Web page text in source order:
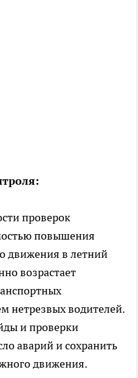
проверок
повышения
движения в летний
возрастает
нетрезвых водителей.
и проверки
аварий и сохранить
движения.